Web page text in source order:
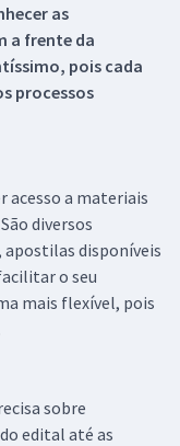
as
a frente da
pois cada
processos
acesso a materiais
diversos
disponíveis
o seu
mais flexível, pois
sobre
edital até as